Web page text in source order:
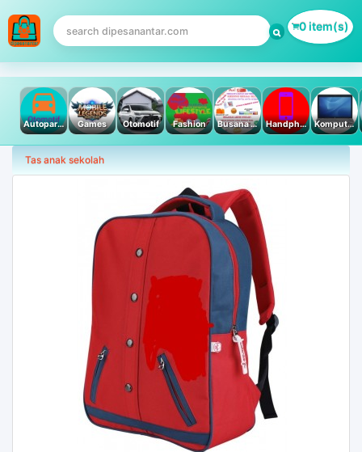
0 item(s)
Autoparts Games Otomotif Fashion Busana Muslim Handphone & Tablet Komputer PC & Laptop
Tas anak sekolah